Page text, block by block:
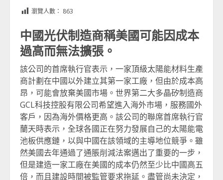
瀏覽人數： 863
中國光伏制造商稱美國可能因成本
過高而無法擴張。
該公司的首席執行官表示，一家頂級太陽能材料生產
商計劃在中國以外建立其第一家工廠，但由於成本高
昂，可能會放棄美國市場。世界第二大多晶矽制造商
GCL科技控股有限公司希望進入海外市場，服務國外
客戶，因為海外價格更高。該公司的聯席首席執行官
蘭天時表示，全球各國正在努力發展自己的太陽能電
池板供應鏈，以與中國在該領域的主導地位競爭。雖
然美國去年通過了通脹削減法案邁出了重要的一步，
但是建造一家工廠在美國的成本仍然至少比中國高五
倍，而且建設時間被監管要求拖延。盡管尚未決定，